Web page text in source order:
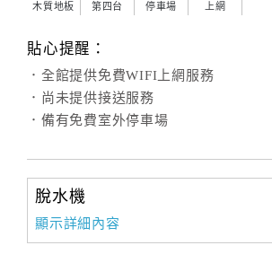
木質地板 第四台 停車場 上網
貼心提醒：
．全館提供免費WIFI上網服務
．尚未提供接送服務
．備有免費室外停車場
脫水機
顯示詳細內容